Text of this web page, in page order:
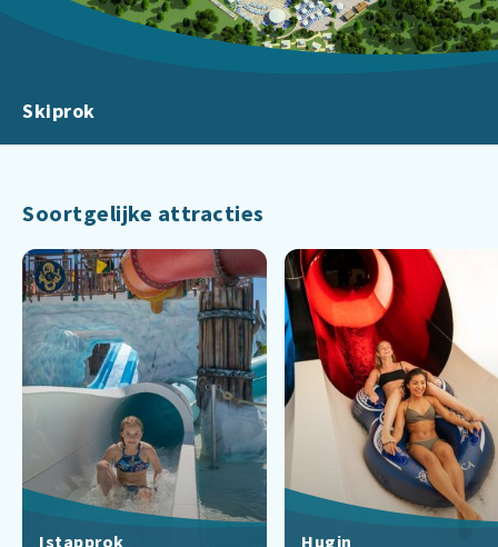
Skiprok
Soortgelijke attracties
Istapprok Hugin